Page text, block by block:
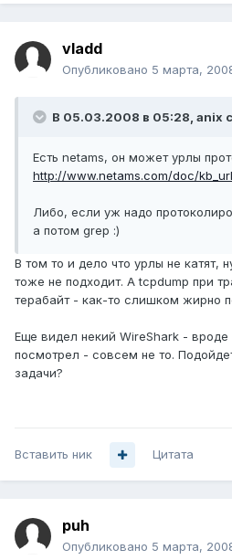
vladd
Опубликовано 5 марта,
В 05.03.2008 в 05:28, anix
Есть netams, он может урлы
http://www.netams.com/doc/
Либо, если уж надо
а потом grep :)
В том то и дело что урлы не катят,
тоже не подходит. А tcpdump при
терабайт - как-то слишком жирно
Еще видел некий WireShark - вроде
посмотрел - совсем не то.
задачи?
Вставить ник Цитата
puh
Опубликовано 5 марта,